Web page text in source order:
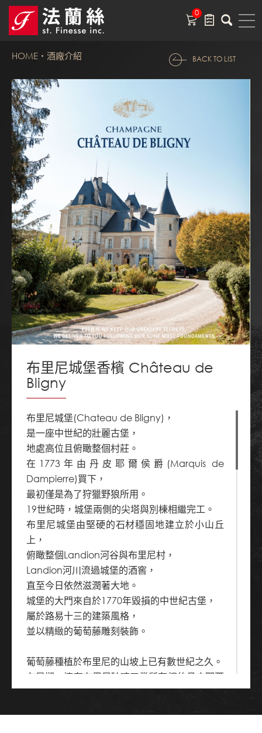
0
HOME 酒廠介紹 BACK TO LIST
布里尼城堡香檳 Château de
Bligny
布里尼城堡(Chateau de Bligny)，
是一座中世紀的壯麗古堡，
地處高位且俯瞰整個村莊。
在1773年由丹皮耶爾侯爵(Marquis de
Dampierre)買下，
最初僅是為了狩獵野狼所用。
19世紀時，城堡兩側的尖塔與別棟相繼完工。
布里尼城堡由堅硬的石材穩固地建立於小山丘
上，
俯瞰整個Landion河谷與布里尼村，
Landion河川流過城堡的酒窖，
直至今日依然滋潤著大地。
城堡的大門來自於1770年毀損的中世紀古堡，
屬於路易十三的建築風格，
並以精緻的葡萄藤雕刻裝飾。
葡萄藤種植於布里尼的山坡上已有數世紀之久。
在早期，擁有布里尼玻璃工業所有權的丹皮耶爾
侯爵，